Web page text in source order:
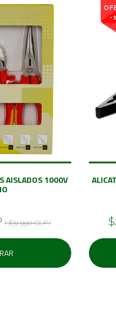
AISLADOS 1000V
( $31.990 CLP )
-